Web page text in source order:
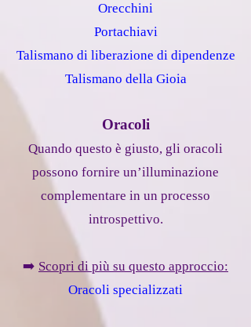
Orecchini
Portachiavi
Talismano di liberazione di dipendenze
Talismano della Gioia
Oracoli
Quando questo è giusto, gli oracoli
possono fornire un’illuminazione
complementare in un processo
introspettivo.
➡️ Scopri di più su questo approccio:
Oracoli specializzati